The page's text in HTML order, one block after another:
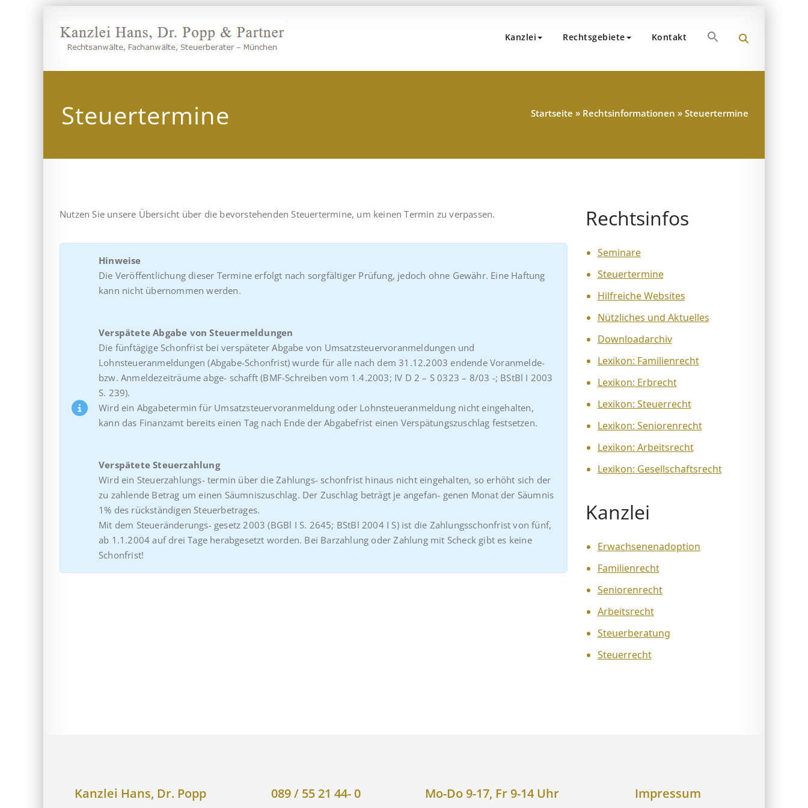
Inhalt
springen
Kanzlei Rechtsgebiete Kontakt Search
for:
Steuertermine Startseite » Rechtsinformationen » Steuertermine
Nutzen Sie unsere Übersicht über die bevorstehenden Steuertermine, um keinen Termin zu verpassen.
Hinweise
Die Veröffentlichung dieser Termine erfolgt nach sorgfältiger Prüfung, jedoch ohne Gewähr. Eine Haftung
kann nicht übernommen werden.
Verspätete Abgabe von Steuermeldungen
Die fünftägige Schonfrist bei verspäteter Abgabe von Umsatzsteuervoranmeldungen und
Lohnsteueranmeldungen (Abgabe-Schonfrist) wurde für alle nach dem 31.12.2003 endende Voranmelde-
bzw. Anmeldezeiträume abge- schafft (BMF-Schreiben vom 1.4.2003; IV D 2 – S 0323 – 8/03 -; BStBl I 2003
S. 239).
Wird ein Abgabetermin für Umsatzsteuervoranmeldung oder Lohnsteueranmeldung nicht eingehalten,
kann das Finanzamt bereits einen Tag nach Ende der Abgabefrist einen Verspätungszuschlag festsetzen.
Verspätete Steuerzahlung
Wird ein Steuerzahlungs- termin über die Zahlungs- schonfrist hinaus nicht eingehalten, so erhöht sich der
zu zahlende Betrag um einen Säumniszuschlag. Der Zuschlag beträgt je angefan- genen Monat der Säumnis
1% des rückständigen Steuerbetrages.
Mit dem Steueränderungs- gesetz 2003 (BGBl I S. 2645; BStBl 2004 I S) ist die Zahlungsschonfrist von fünf,
ab 1.1.2004 auf drei Tage herabgesetzt worden. Bei Barzahlung oder Zahlung mit Scheck gibt es keine
Schonfrist!
Rechtsinfos
Seminare
Steuertermine
Hilfreiche Websites
Nützliches und Aktuelles
Downloadarchiv
Lexikon: Familienrecht
Lexikon: Erbrecht
Lexikon: Steuerrecht
Lexikon: Seniorenrecht
Lexikon: Arbeitsrecht
Lexikon: Gesellschaftsrecht
Kanzlei
Erwachsenenadoption
Familienrecht
Seniorenrecht
Arbeitsrecht
Steuerberatung
Steuerrecht
Kanzlei Hans, Dr. Popp
089 / 55 21 44- 0
Mo-Do 9-17, Fr 9-14 Uhr
Impressum